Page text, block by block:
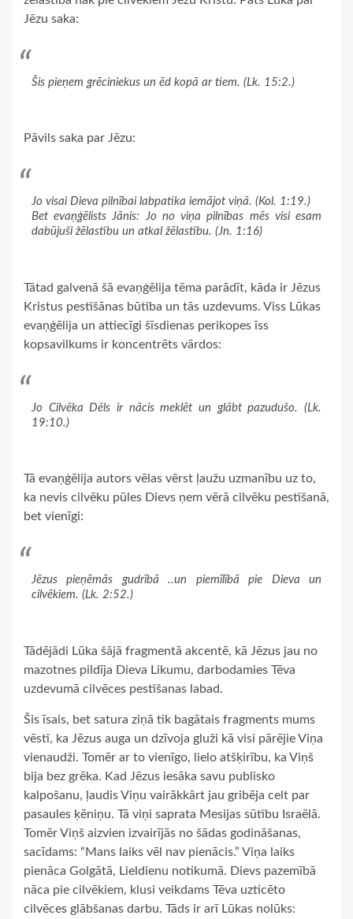
Jēzu saka:
Šis pieņem grēciniekus un ēd kopā ar tiem. (Lk. 15:2.)
Pāvils saka par Jēzu:
Jo visai Dieva pilnībai labpatika iemājot viņā. (Kol. 1:19.)
Bet evaņģēlists Jānis: Jo no viņa pilnības mēs visi esam
dabūjuši žēlastību un atkal žēlastību. (Jn. 1:16)
Tātad galvenā šā evaņģēlija tēma parādīt, kāda ir Jēzus
Kristus pestīšānas būtība un tās uzdevums. Viss Lūkas
evaņģēlija un attiecīgi šīsdienas perikopes īss
kopsavilkums ir koncentrēts vārdos:
Jo Cilvēka Dēls ir nācis meklēt un glābt pazudušo. (Lk.
19:10.)
Tā evaņģēlija autors vēlas vērst ļaužu uzmanību uz to,
ka nevis cilvēku pūles Dievs ņem vērā cilvēku pestīšanā,
bet vienīgi:
Jēzus pieņēmās gudrībā ..un piemīlībā pie Dieva un
cilvēkiem. (Lk. 2:52.)
Tādējādi Lūka šājā fragmentā akcentē, kā Jēzus jau no
mazotnes pildīja Dieva Likumu, darbodamies Tēva
uzdevumā cilvēces pestīšanas labad.
Šis īsais, bet satura ziņā tik bagātais fragments mums
vēstī, ka Jēzus auga un dzīvoja gluži kā visi pārējie Viņa
vienaudži. Tomēr ar to vienīgo, lielo atšķirību, ka Viņš
bija bez grēka. Kad Jēzus iesāka savu publisko
kalpošanu, ļaudis Viņu vairākkārt jau gribēja celt par
pasaules ķēniņu. Tā viņi saprata Mesijas sūtību Israēlā.
Tomēr Viņš aizvien izvairījās no šādas godināšanas,
sacīdams: “Mans laiks vēl nav pienācis.” Viņa laiks
pienāca Golgātā, Lieldienu notikumā. Dievs pazemībā
nāca pie cilvēkiem, klusi veikdams Tēva uzticēto
cilvēces glābšanas darbu. Tāds ir arī Lūkas nolūks: